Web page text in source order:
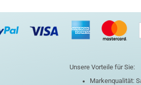
Unsere Vorteile für Sie:
Markenqualität: